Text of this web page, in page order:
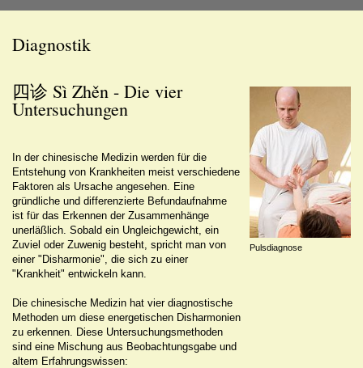
Diagnostik
Pulsdiagnose
四诊 Sì Zhěn - Die vier
Untersuchungen
In der chinesische Medizin werden für die
Entstehung von Krankheiten meist verschiedene
Faktoren als Ursache angesehen. Eine
gründliche und differenzierte Befundaufnahme
ist für das Erkennen der Zusammenhänge
unerläßlich. Sobald ein Ungleichgewicht, ein
Zuviel oder Zuwenig besteht, spricht man von
einer "Disharmonie", die sich zu einer
"Krankheit" entwickeln kann.
Die chinesische Medizin hat vier diagnostische
Methoden um diese energetischen Disharmonien
zu erkennen. Diese Untersuchungsmethoden
sind eine Mischung aus Beobachtungsgabe und
altem Erfahrungswissen: